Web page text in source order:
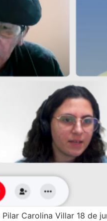
Carolina Villar 18 de